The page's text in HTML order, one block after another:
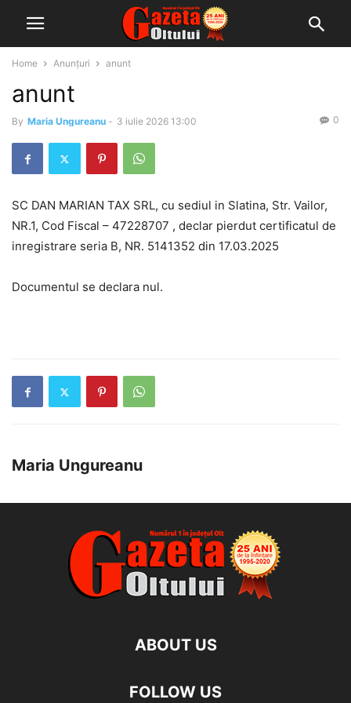
Home Anunțuri anunt
anunt
By Maria Ungureanu - 3 iulie 2026 13:00 0
SC DAN MARIAN TAX SRL, cu sediul in Slatina, Str. Vailor,
NR.1, Cod Fiscal – 47228707 , declar pierdut certificatul de
inregistrare seria B, NR. 5141352 din 17.03.2025
Documentul se declara nul.
Maria Ungureanu
ABOUT US
FOLLOW US